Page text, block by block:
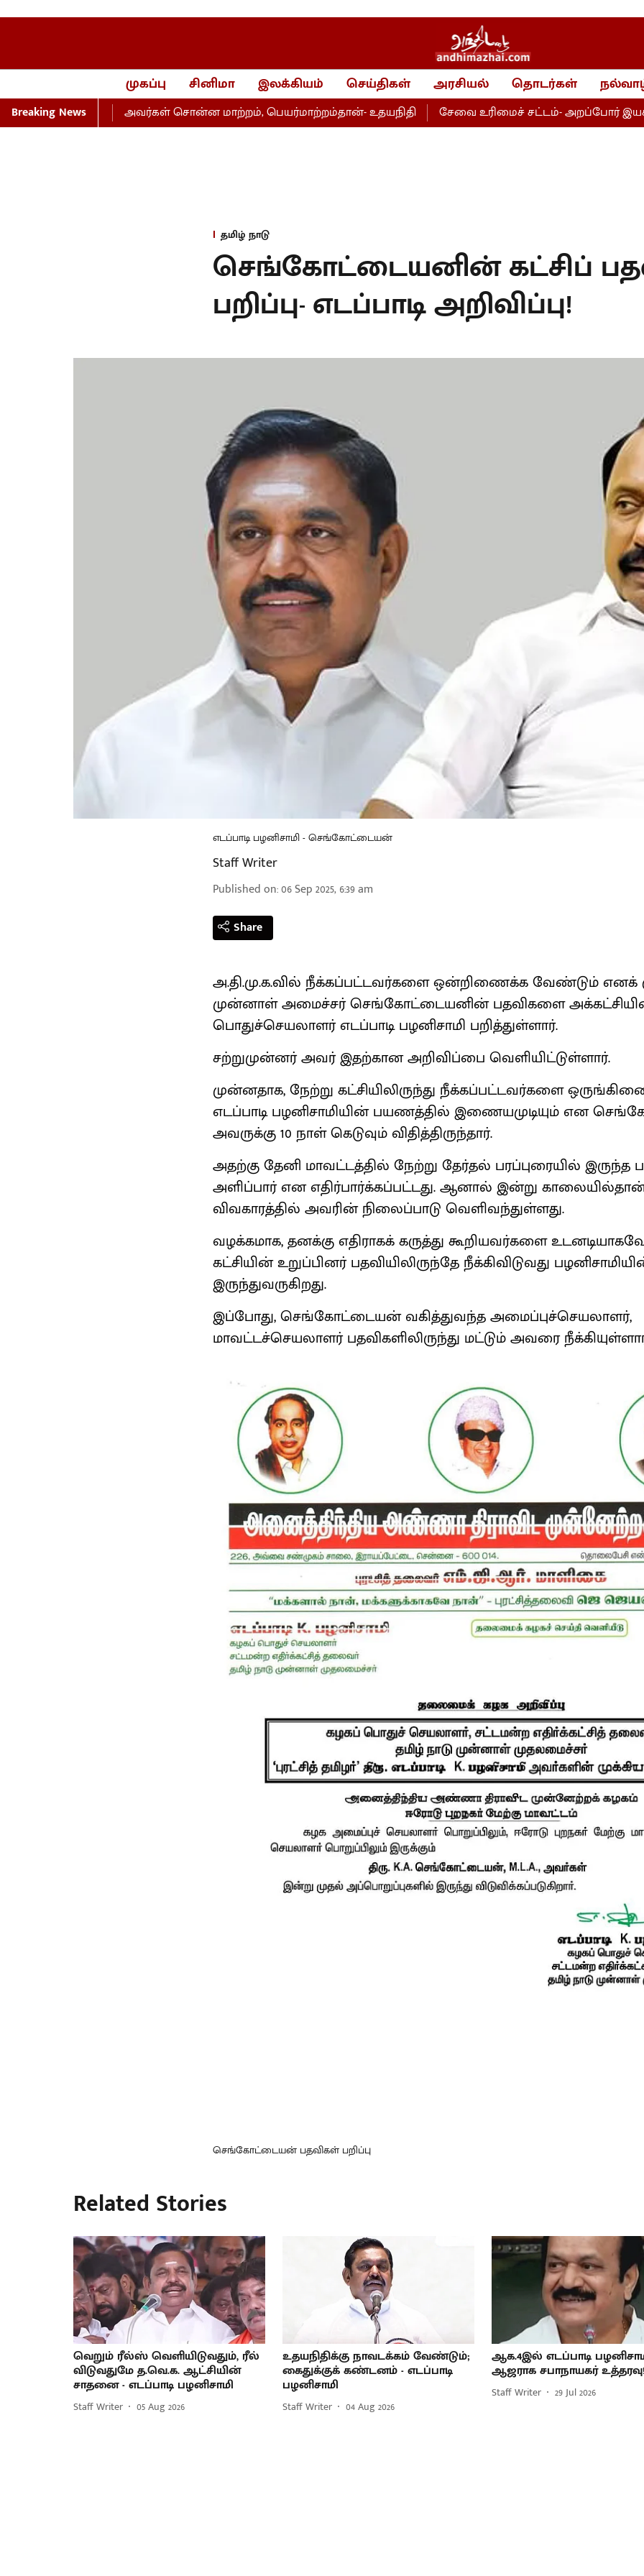
முகப்பு சினிமா இலக்கியம் செய்திகள் அரசியல் தொடர்கள்
Breaking News
அறிக்கை அவர்கள் சொன்ன மாற்றம், பெயர்மாற்றம்தான்- உதயநிதி சேவை உரிமைச் சட்டம்- அறப்போர் இயக்கம்
தமிழ் நாடு
செங்கோட்டையனின் கட்சிப்
பறிப்பு- எடப்பாடி அறிவிப்பு!
எடப்பாடி பழனிசாமி - செங்கோட்டையன்
Staff Writer
Published on:06 Sep 2025, 6:39 am
Share
அ.தி.மு.க.வில் நீக்கப்பட்டவர்களை ஒன்றிணைக்க வேண்டும் எனக்
முன்னாள் அமைச்சர் செங்கோட்டையனின் பதவிகளை
பொதுச்செயலாளர் எடப்பாடி பழனிசாமி பறித்துள்ளார்.
சற்றுமுன்னர் அவர் இதற்கான அறிவிப்பை வெளியிட்டுள்ளார்.
முன்னதாக, நேற்று கட்சியிலிருந்து நீக்கப்பட்டவர்களை
எடப்பாடி பழனிசாமியின் பயணத்தில் இணையமுடியும் என
அவருக்கு 10 நாள் கெடுவும் விதித்திருந்தார்.
அதற்கு தேனி மாவட்டத்தில் நேற்று தேர்தல் பரப்புரையில் இருந்த
அளிப்பார் என எதிர்பார்க்கப்பட்டது. ஆனால் இன்று
விவகாரத்தில் அவரின் நிலைப்பாடு வெளிவந்துள்ளது.
வழக்கமாக, தனக்கு எதிராகக் கருத்து கூறியவர்களை
கட்சியின் உறுப்பினர் பதவியிலிருந்தே நீக்கிவிடுவது
இருந்துவருகிறது.
இப்போது, செங்கோட்டையன் வகித்துவந்த அமைப்புச்செயலாளர்,
மாவட்டச்செயலாளர் பதவிகளிலிருந்து மட்டும் அவரை
செங்கோட்டையன் பதவிகள் பறிப்பு
Related Stories
வெறும் ரீல்ஸ் வெளியிடுவதும், ரீல்
விடுவதுமே த.வெ.க. ஆட்சியின்
சாதனை - எடப்பாடி பழனிசாமி
Staff Writer 05 Aug 2026
உதயநிதிக்கு நாவடக்கம் வேண்டும்;
கைதுக்குக் கண்டனம் - எடப்பாடி
பழனிசாமி
Staff Writer 04 Aug 2026
ஆக.4இல் எடப்பாடி
ஆஜராக சபாநாயகர்
Staff Writer 29 Jul 2026